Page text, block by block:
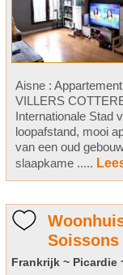
Aisne :
VILLERS
Internationale Stad
loopafstand, mooi
van een oud
slaapkame .....
Soissons
Frankrijk ~ Picardie